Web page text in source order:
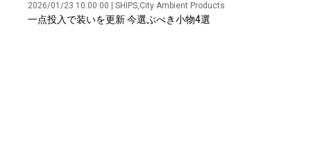
2026/01/23 10:00:00 | SHIPS,City Ambient Products
一点投入で装いを更新 今選ぶべき小物4選